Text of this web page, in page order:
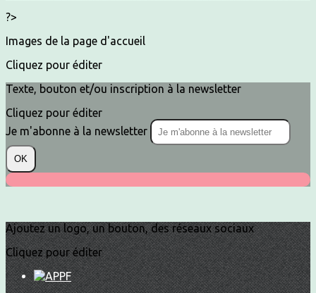
?>
Images de la page d'accueil
Cliquez pour éditer
Texte, bouton et/ou inscription à la newsletter
Cliquez pour éditer
Je m'abonne à la newsletter
OK
Ajoutez un logo, un bouton, des réseaux sociaux
Cliquez pour éditer